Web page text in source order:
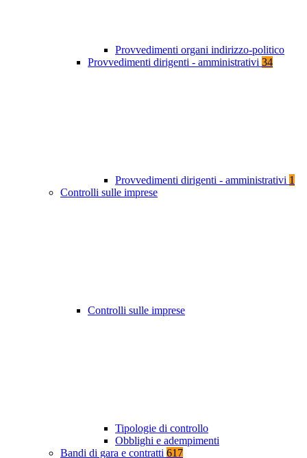
Provvedimenti organi indirizzo-politico
Provvedimenti dirigenti - amministrativi 34
Provvedimenti dirigenti - amministrativi 1
Controlli sulle imprese
Controlli sulle imprese
Tipologie di controllo
Obblighi e adempimenti
Bandi di gara e contratti 617